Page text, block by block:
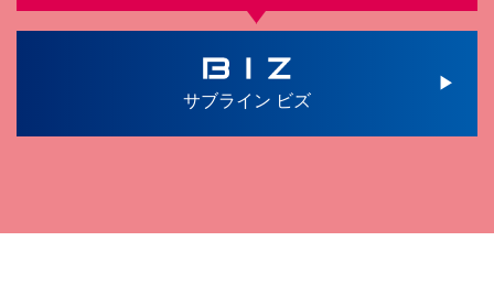
サブライン ビズ